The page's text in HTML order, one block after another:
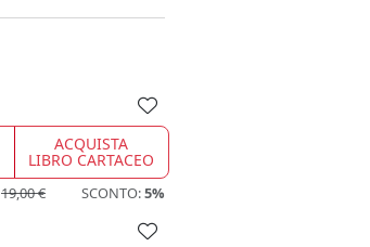
ACQUISTA
LIBRO CARTACEO
19,00 € SCONTO:5%